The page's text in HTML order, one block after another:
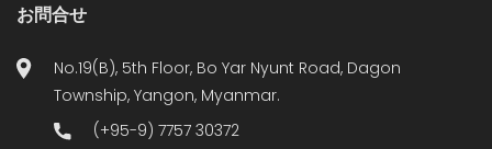
お問合せ
No.19(B), 5th Floor, Bo Yar Nyunt Road, Dagon
Township, Yangon, Myanmar.
(+95-9) 7757 30372